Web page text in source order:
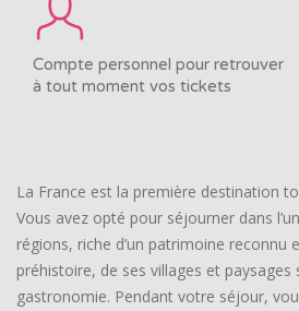
Compte personnel pour retrouver
à tout moment vos tickets
La France est la première destination
Vous avez opté pour séjourner dans
régions, riche d’un patrimoine reconnu
préhistoire, de ses villages et paysages
gastronomie. Pendant votre séjour,